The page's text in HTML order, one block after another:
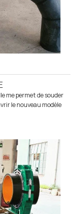
me permet de souder
le nouveau modèle